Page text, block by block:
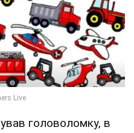
головоломку, в